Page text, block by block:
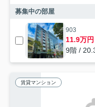
募集中の部屋
903
11.9万円
9階 /
賃貸マンション